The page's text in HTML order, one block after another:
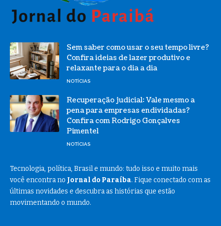
Sem saber como usar o seu tempo livre?
Confira ideias de lazer produtivo e
relaxante para o dia a dia
NOTÍCIAS
Recuperação judicial: Vale mesmo a
pena para empresas endividadas?
Confira com Rodrigo Gonçalves
Pimentel
NOTÍCIAS
Tecnologia, política, Brasil e mundo: tudo isso e muito mais
você encontra no Jornal do Paraíba. Fique conectado com as
últimas novidades e descubra as histórias que estão
movimentando o mundo.